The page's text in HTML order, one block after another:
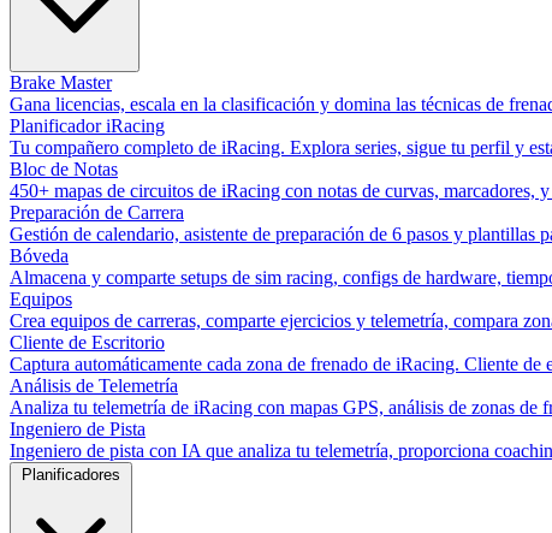
Brake Master
Gana licencias, escala en la clasificación y domina las técnicas de
Planificador iRacing
Tu compañero completo de iRacing. Explora series, sigue tu perfil y
Bloc de Notas
450+ mapas de circuitos de iRacing con notas de curvas, marcadores,
Preparación de Carrera
Gestión de calendario, asistente de preparación de 6 pasos y plantillas
Bóveda
Almacena y comparte setups de sim racing, configs de hardware,
Equipos
Crea equipos de carreras, comparte ejercicios y telemetría, compara
Cliente de Escritorio
Captura automáticamente cada zona de frenado de iRacing. Cliente
Análisis de Telemetría
Analiza tu telemetría de iRacing con mapas GPS, análisis de zonas
Ingeniero de Pista
Ingeniero de pista con IA que analiza tu telemetría, proporciona